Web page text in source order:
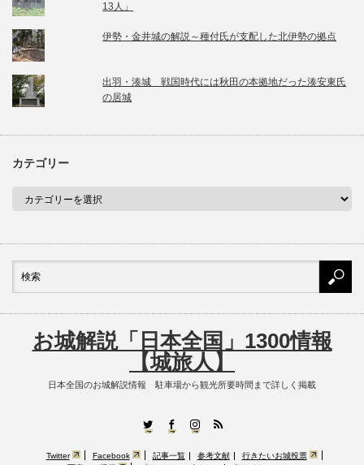
13人」
伊勢・金井城の解説～種付氏が支配した北伊勢の拠点
出羽・湊城 戦国時代には秋田の本拠地だった湊安東氏
の居城
カテゴリー
お城解説「日本全国」1300情報
【城旅人】
日本全国のお城解説情報 駐車場から観光所要時間まで詳しく掲載
TwitterFacebookInstagram
RSS
Twitter Facebook 記事一覧 参考文献
行きたいお城投票